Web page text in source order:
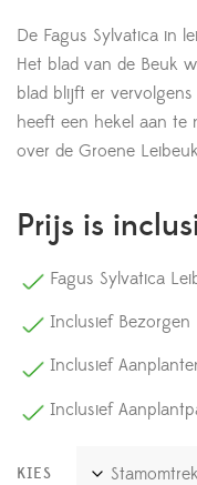
De Fagus Sylvatica in
Het blad van de Beuk
blad blijft er
heeft een hekel aan te
over de Groene
Prijs is
Fagus Sylvatica
Inclusief Bezorgen
Inclusief
Inclusief
KIES